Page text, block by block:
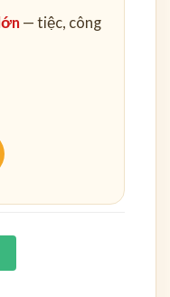
— tiệc, công